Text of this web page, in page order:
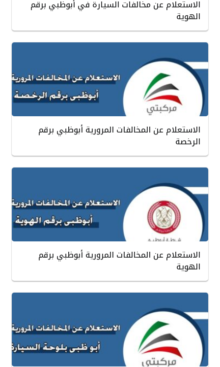
الاستعلام عن مخالفات السيارة في أبوظبي برقم
الهوية
الاستعلام عن المخالفات المرورية أبوظبي برقم
الرخصة ‏
الاستعلام عن المخالفات المرورية أبوظبي برقم
الهوية ‏